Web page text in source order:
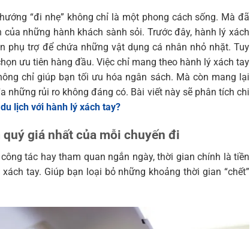
“đi nhẹ” không chỉ là một phong cách sống. Mà đã
những hành khách sành sỏi. Trước đây, hành lý xách
phụ trợ để chứa những vật dụng cá nhân nhỏ nhặt. Tuy
ưu tiên hàng đầu. Việc chỉ mang theo hành lý xách tay
chỉ giúp bạn tối ưu hóa ngân sách. Mà còn mang lại
những rủi ro không đáng có. Bài viết này sẽ phân tích chi
lịch với hành lý xách tay?
giá nhất của mỗi chuyến đi
tác hay tham quan ngắn ngày, thời gian chính là tiền
tay. Giúp bạn loại bỏ những khoảng thời gian “chết”